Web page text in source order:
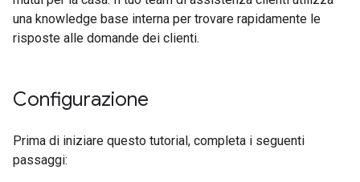
una knowledge base interna per trovare rapidamente le
risposte alle domande dei clienti.
Configurazione
Prima di iniziare questo tutorial, completa i seguenti
passaggi: